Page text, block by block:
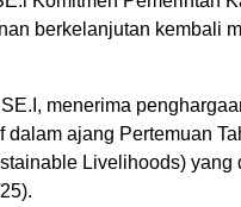
berkelanjutan kembali
menerima
ajang Pertemuan
Livelihoods) yang